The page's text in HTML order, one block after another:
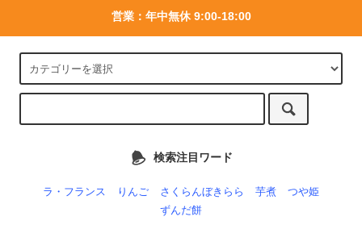
営業：年中無休 9:00-18:00
検索注目ワード
ラ・フランス りんご さくらんぼきらら 芋煮
つや姫
ずんだ餅